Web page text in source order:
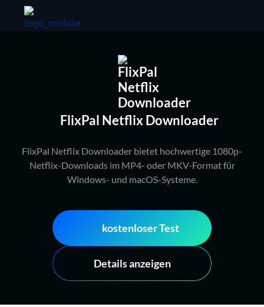
FlixPal Netflix Downloader
FlixPal Netflix Downloader bietet hochwertige 1080p-
Netflix-Downloads im MP4- oder MKV-Format für
Windows- und macOS-Systeme.
kostenloser Test
Details anzeigen